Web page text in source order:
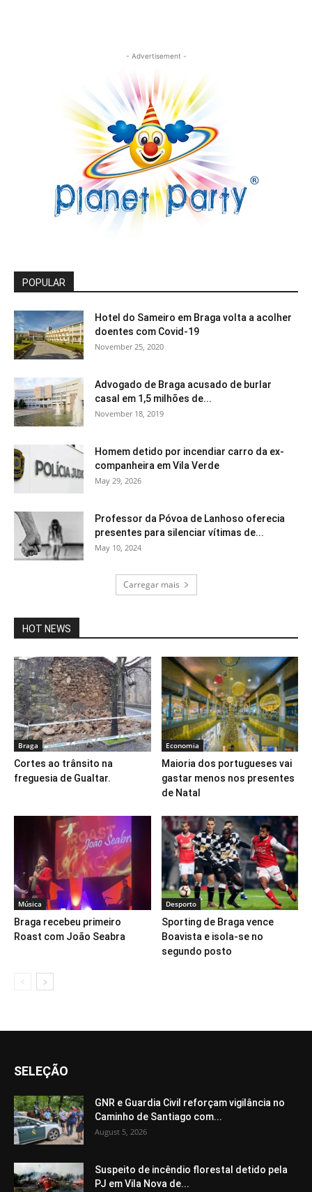
- Advertisement -
POPULAR
Hotel do Sameiro em Braga volta a acolher
doentes com Covid-19
November 25, 2020
Advogado de Braga acusado de burlar
casal em 1,5 milhões de...
November 18, 2019
Homem detido por incendiar carro da ex-
companheira em Vila Verde
May 29, 2026
Professor da Póvoa de Lanhoso oferecia
presentes para silenciar vítimas de...
May 10, 2024
Carregar mais
HOT NEWS
Braga
Cortes ao trânsito na
freguesia de Gualtar.
Economia
Maioria dos portugueses vai
gastar menos nos presentes
de Natal
Música
Braga recebeu primeiro
Roast com João Seabra
Desporto
Sporting de Braga vence
Boavista e isola-se no
segundo posto
SELEÇÃO
GNR e Guardia Civil reforçam vigilância no
Caminho de Santiago com...
August 5, 2026
Suspeito de incêndio florestal detido pela
PJ em Vila Nova de...